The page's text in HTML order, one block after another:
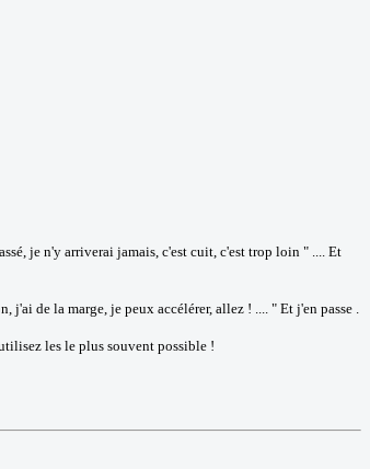
je n'y arriverai jamais, c'est cuit, c'est trop loin " .... Et
de la marge, je peux accélérer, allez ! .... " Et j'en passe .
les le plus souvent possible !